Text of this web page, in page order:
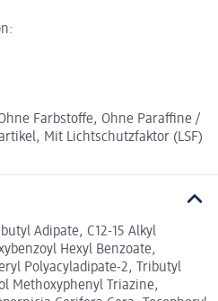
Farbstoffe, Ohne Paraffine /
Mit Lichtschutzfaktor (LSF)
Adipate, C12-15 Alkyl
Hexyl Benzoate,
Polyacyladipate-2, Tributyl
Methoxyphenyl Triazine,